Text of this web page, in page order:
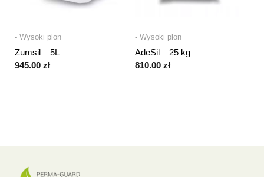
- Wysoki plon
Zumsil – 5L
945.00 zł
- Wysoki plon
AdeSil – 25 kg
810.00 zł